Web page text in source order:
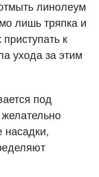
линолеум
лишь тряпка и
к
ухода за этим
под
насадки,